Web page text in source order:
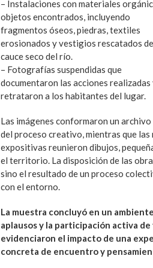
– Instalaciones con materiales
objetos encontrados, incluyendo
fragmentos óseos, piedras, textiles
erosionados y vestigios rescatados
cauce seco del río.
– Fotografías suspendidas que
documentaron las acciones realizadas
retrataron a los habitantes del lugar.
Las imágenes conformaron un
del proceso creativo, mientras que las
expositivas reunieron dibujos,
el territorio. La disposición de las
sino el resultado de un proceso
con el entorno.
La muestra concluyó en un
aplausos y la participación activa
evidenciaron el impacto de una
concreta de encuentro y